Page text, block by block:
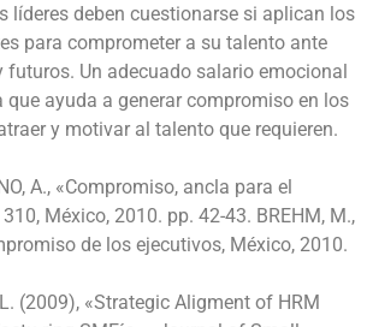
líderes deben cuestionarse si aplican los
para comprometer a su talento ante
futuros. Un adecuado salario emocional
que ayuda a generar compromiso en los
y motivar al talento que requieren.
A., «Compromiso, ancla para el
México, 2010. pp. 42-43. BREHM, M.,
de los ejecutivos, México, 2010.
L. (2009), «Strategic Aligment of HRM